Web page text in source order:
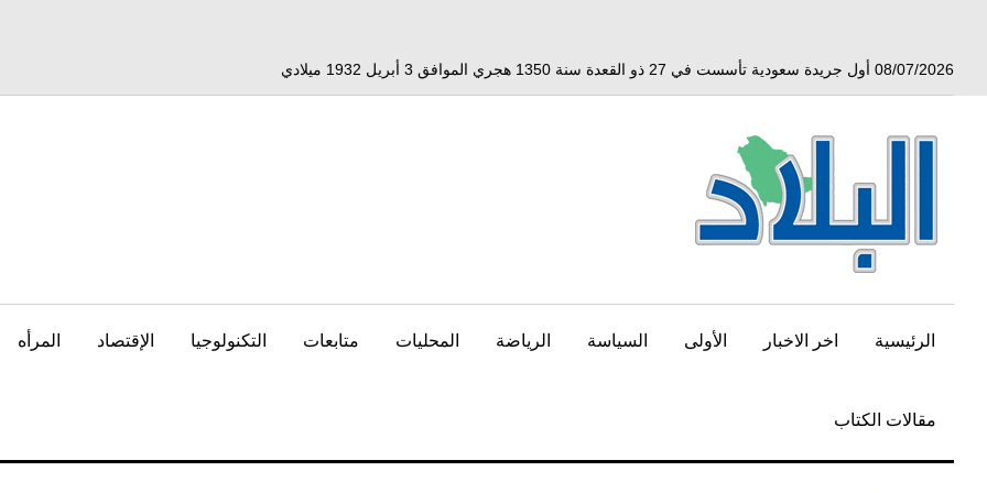
08/07/2026 أول جريدة سعودية تأسست في 27 ذو القعدة سنة 1350 هجري الموافق 3 أبريل 1932 ميلادي
الرئيسية اخر الاخبار الأولى السياسة الرياضة المحليات متابعات التكنولوجيا الإقتصاد المرأه
مقالات الكتاب